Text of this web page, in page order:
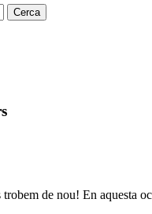
de nou! En aquesta